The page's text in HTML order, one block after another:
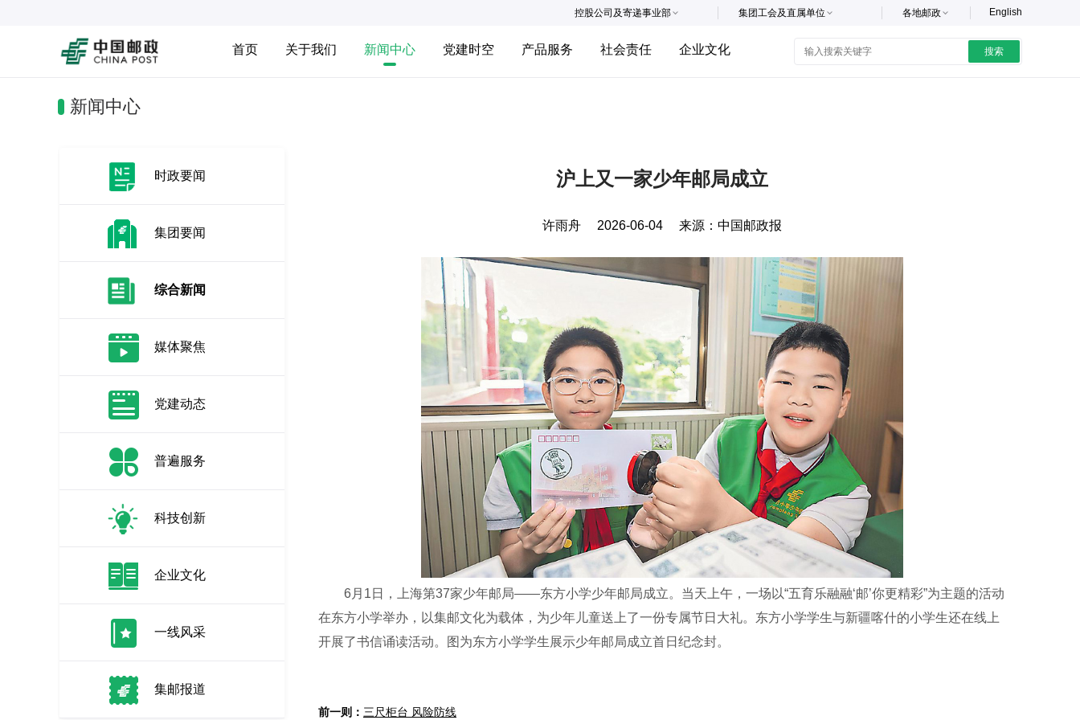
English
各地邮政
集团工会及直属单位
控股公司及寄递事业部
首页 关于我们 新闻中心 党建时空 产品服务 社会责任 企业文化 搜索
新闻中心
时政要闻
集团要闻
综合新闻
媒体聚焦
党建动态
普遍服务
科技创新
企业文化
一线风采
集邮报道
沪上又一家少年邮局成立
许雨舟 2026-06-04 来源： 中国邮政报
6月1日，上海第37家少年邮局——东方小学少年邮局成立。当天上午，一场以“五育乐融融‘邮’你更精彩”为主题的活动
在东方小学举办，以集邮文化为载体，为少年儿童送上了一份专属节日大礼。东方小学学生与新疆喀什的小学生还在线上
开展了书信诵读活动。图为东方小学学生展示少年邮局成立首日纪念封。
三尺柜台 风险防线